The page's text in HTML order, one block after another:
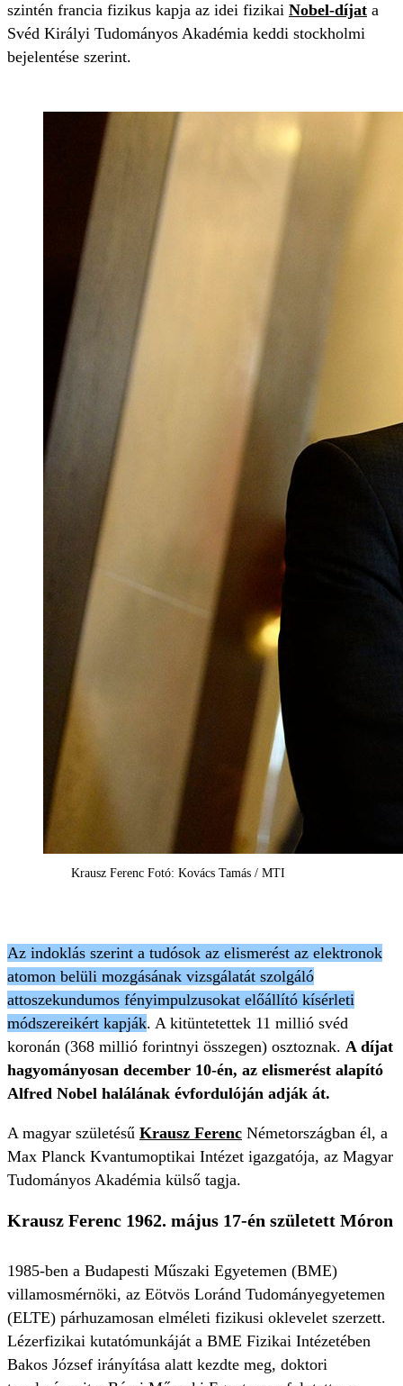
szintén francia fizikus kapja az idei fizikai Nobel-díjat a
Svéd Királyi Tudományos Akadémia keddi stockholmi
bejelentése szerint.
Krausz Ferenc Fotó: Kovács Tamás / MTI
Az indoklás szerint a tudósok az elismerést az elektronok
atomon belüli mozgásának vizsgálatát szolgáló
attoszekundumos fényimpulzusokat előállító kísérleti
módszereikért kapják. A kitüntetettek 11 millió svéd
koronán (368 millió forintnyi összegen) osztoznak. A díjat
hagyományosan december 10-én, az elismerést alapító
Alfred Nobel halálának évfordulóján adják át.
A magyar születésű Krausz Ferenc Németországban él, a
Max Planck Kvantumoptikai Intézet igazgatója, az Magyar
Tudományos Akadémia külső tagja.
Krausz Ferenc 1962. május 17-én született Móron
1985-ben a Budapesti Műszaki Egyetemen (BME)
villamosmérnöki, az Eötvös Loránd Tudományegyetemen
(ELTE) párhuzamosan elméleti fizikusi oklevelet szerzett.
Lézerfizikai kutatómunkáját a BME Fizikai Intézetében
Bakos József irányítása alatt kezdte meg, doktori